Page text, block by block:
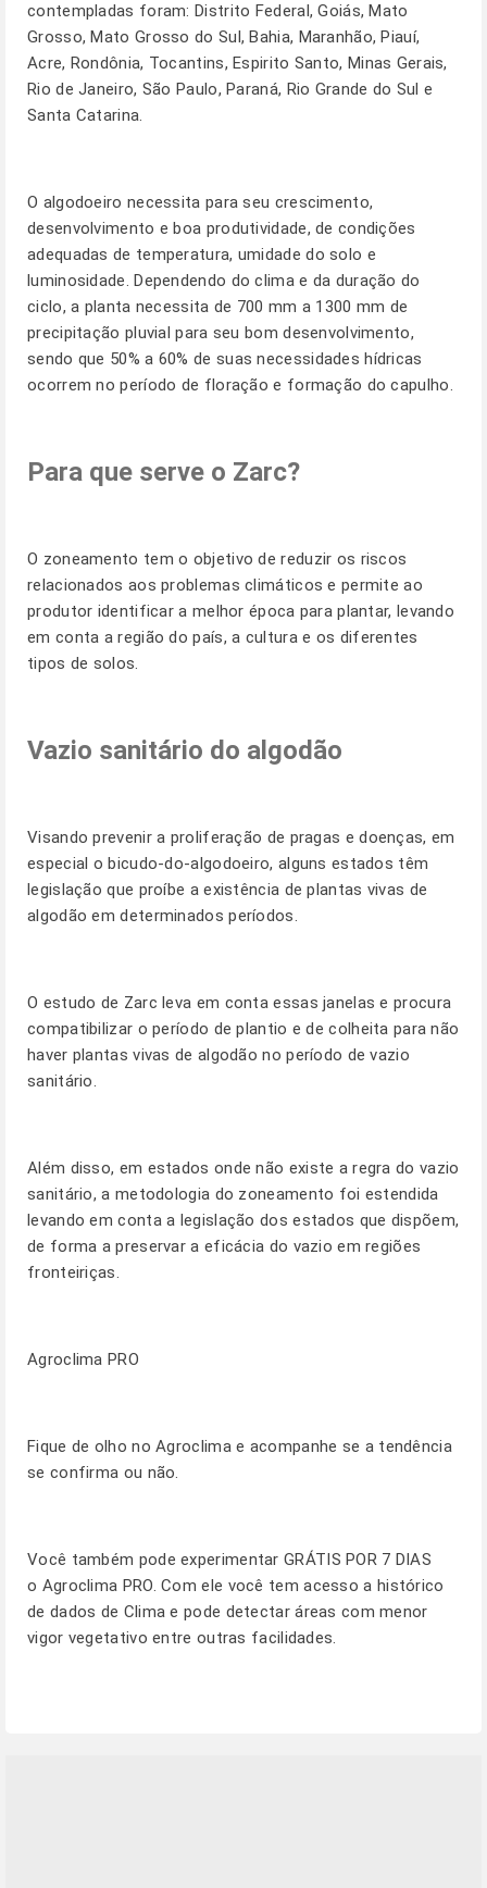
contempladas foram: Distrito Federal, Goiás, Mato
Grosso, Mato Grosso do Sul, Bahia, Maranhão, Piauí,
Acre, Rondônia, Tocantins, Espirito Santo, Minas Gerais,
Rio de Janeiro, São Paulo, Paraná, Rio Grande do Sul e
Santa Catarina.
O algodoeiro necessita para seu crescimento,
desenvolvimento e boa produtividade, de condições
adequadas de temperatura, umidade do solo e
luminosidade. Dependendo do clima e da duração do
ciclo, a planta necessita de 700 mm a 1300 mm de
precipitação pluvial para seu bom desenvolvimento,
sendo que 50% a 60% de suas necessidades hídricas
ocorrem no período de floração e formação do capulho.
Para que serve o Zarc?
O zoneamento tem o objetivo de reduzir os riscos
relacionados aos problemas climáticos e permite ao
produtor identificar a melhor época para plantar, levando
em conta a região do país, a cultura e os diferentes
tipos de solos.
Vazio sanitário do algodão
Visando prevenir a proliferação de pragas e doenças, em
especial o bicudo-do-algodoeiro, alguns estados têm
legislação que proíbe a existência de plantas vivas de
algodão em determinados períodos.
O estudo de Zarc leva em conta essas janelas e procura
compatibilizar o período de plantio e de colheita para não
haver plantas vivas de algodão no período de vazio
sanitário.
Além disso, em estados onde não existe a regra do vazio
sanitário, a metodologia do zoneamento foi estendida
levando em conta a legislação dos estados que dispõem,
de forma a preservar a eficácia do vazio em regiões
fronteiriças.
Agroclima PRO
Fique de olho noAgroclimae acompanhe se a tendência
se confirma ou não.
Você também pode experimentar GRÁTIS POR 7 DIAS
o Agroclima PRO. Com ele você tem acesso a histórico
de dados de Clima e pode detectar áreas com menor
vigor vegetativo entre outras facilidades.